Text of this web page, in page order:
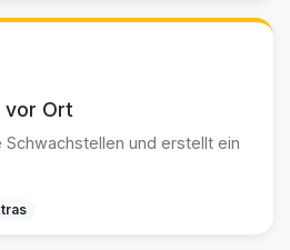
vor Ort
und erstellt ein